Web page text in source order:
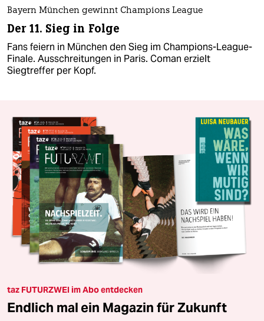
Bayern München gewinnt Champions League
Der 11. Sieg in Folge
Fans feiern in München den Sieg im Champions-League-
Finale. Ausschreitungen in Paris. Coman erzielt
Siegtreffer per Kopf.
taz FUTURZWEI im Abo entdecken
Endlich mal ein Magazin für Zukunft